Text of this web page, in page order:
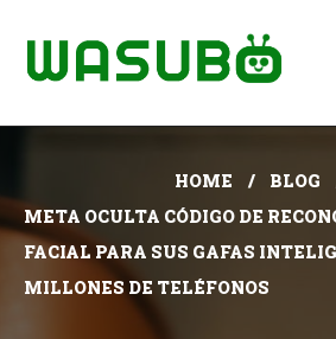
HOME
BLOG
META OCULTA CÓDIGO DE
FACIAL PARA SUS GAFAS
MILLONES DE TELÉFONOS